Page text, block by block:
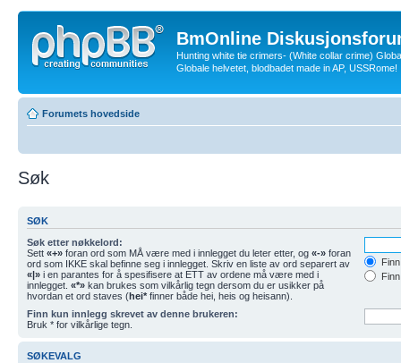
BmOnline
Hunting white tie crimers- (White collar crime)
Globale helvetet, blodbadet made in AP, USSRome!
Forumets hovedside
Søk
SØK
Søk etter nøkkelord:
Sett «+» foran ord som MÅ være med i innlegget du leter etter, og «-» foran
ord som IKKE skal befinne seg i innlegget. Skriv en liste av ord separert av
«|» i en parantes for å spesifisere at ETT av ordene må være med i
innlegget. «*» kan brukes som vilkårlig tegn dersom du er usikker på
hvordan et ord staves (hei* finner både hei, heis og heisann).
Finn kun innlegg skrevet av denne brukeren:
Bruk * for vilkårlige tegn.
SØKEVALG